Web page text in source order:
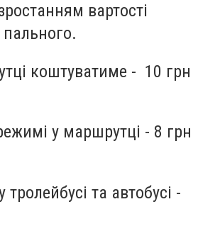
вартості
пального.
коштуватиме - 10 грн
у маршрутці - 8 грн
та автобусі -